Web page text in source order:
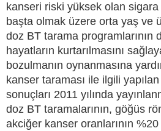
kanseri riski yüksek olan
başta olmak üzere orta yaş ve
doz BT tarama programlarının
hayatların kurtarılmasını
bozulmanın oynanmasına
kanser taraması ile ilgili
sonuçları 2011 yılında
doz BT taramalarının, göğüs
akciğer kanser oranlarının